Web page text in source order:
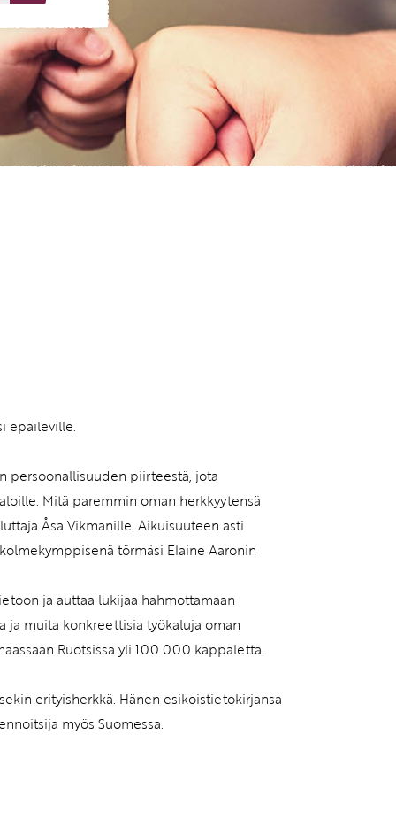
epäileville.
persoonallisuuden piirteestä, jota
Mitä paremmin oman herkkyytensä
Åsa Vikmanille. Aikuisuuteen asti
törmäsi Elaine Aaronin
ja auttaa lukijaa hahmottamaan
ja muita konkreettisia työkaluja oman
Ruotsissa yli 100 000 kappaletta.
erityisherkkä. Hänen esikoistietokirjansa
myös Suomessa.